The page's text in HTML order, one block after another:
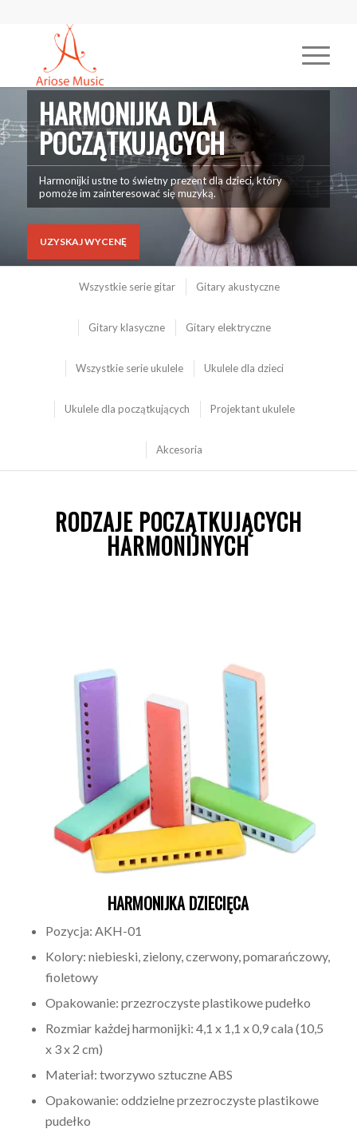
HARMONIJKA DLA
POCZĄTKUJĄCYCH
Harmonijki ustne to świetny prezent dla dzieci, który
pomoże im zainteresować się muzyką.
UZYSKAJ WYCENĘ
Wszystkie serie gitar Gitary akustyczne
Gitary klasyczne Gitary elektryczne
Wszystkie serie ukulele Ukulele dla dzieci
Ukulele dla początkujących Projektant ukulele
Akcesoria
RODZAJE POCZĄTKUJĄCYCH
HARMONIJNYCH
HARMONIJKA DZIECIĘCA
Pozycja: AKH-01
Kolory: niebieski, zielony, czerwony, pomarańczowy,
fioletowy
Opakowanie: przezroczyste plastikowe pudełko
Rozmiar każdej harmonijki: 4,1 x 1,1 x 0,9 cala (10,5
x 3 x 2 cm)
Materiał: tworzywo sztuczne ABS
Opakowanie: oddzielne przezroczyste plastikowe
pudełko